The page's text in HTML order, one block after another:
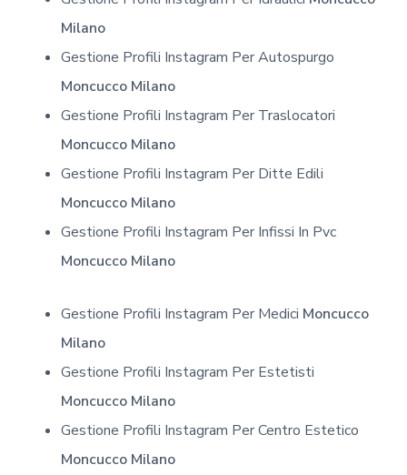
Milano
Gestione Profili Instagram Per Autospurgo
Moncucco Milano
Gestione Profili Instagram Per Traslocatori
Moncucco Milano
Gestione Profili Instagram Per Ditte Edili
Moncucco Milano
Gestione Profili Instagram Per Infissi In Pvc
Moncucco Milano
Gestione Profili Instagram Per Medici Moncucco
Milano
Gestione Profili Instagram Per Estetisti
Moncucco Milano
Gestione Profili Instagram Per Centro Estetico
Moncucco Milano